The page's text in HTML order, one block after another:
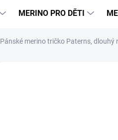
MERINO PRO DĚTI
Pánské merino tričko Paterns, dlouhý